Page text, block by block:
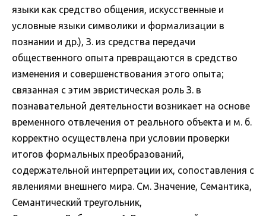
языки как средство общения, искусственные и
условные языки символики и формализации в
познании и др.), З. из средства передачи
общественного опыта превращаются в средство
изменения и совершенствования этого опыта;
связанная с этим эвристическая роль З. в
познавательной деятельности возникает на основе
временного отвлечения от реального объекта и м. б.
корректно осуществлена при условии проверки
итогов формальных преобразований,
содержательной интерпретации их, сопоставления с
явлениями внешнего мира. См. Значение, Семантика,
Семантический треугольник,